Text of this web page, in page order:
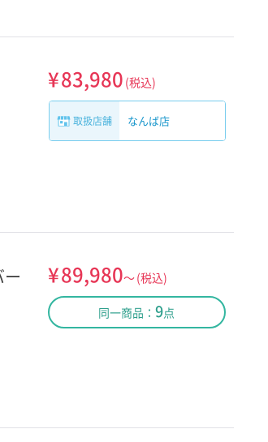
¥83,980 (税込)
取扱店舗 なんば店
¥89,980～(税込)
同一商品：9点